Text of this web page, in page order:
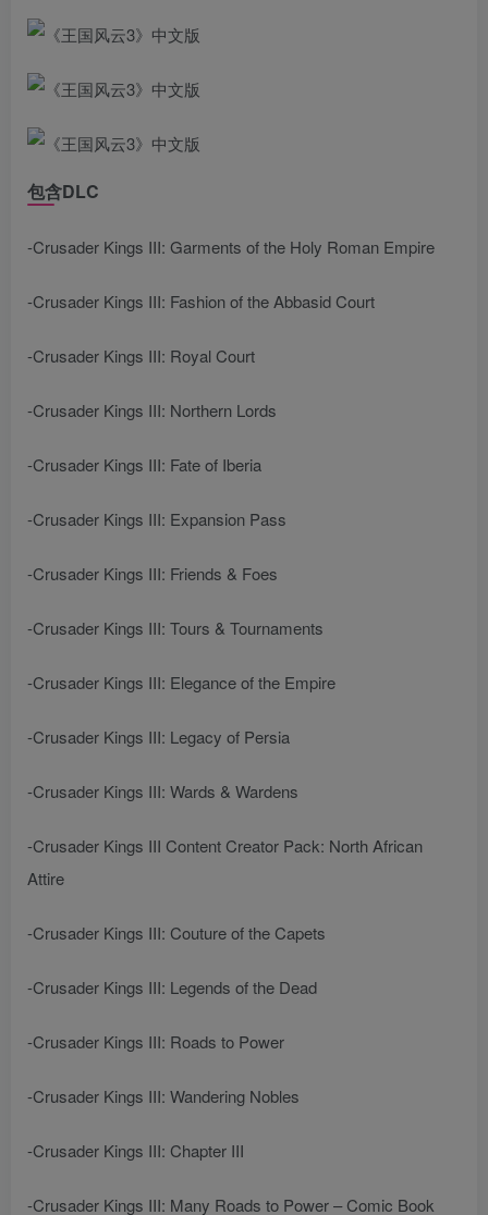
包含DLC
-Crusader Kings III: Garments of the Holy Roman Empire
-Crusader Kings III: Fashion of the Abbasid Court
-Crusader Kings III: Royal Court
-Crusader Kings III: Northern Lords
-Crusader Kings III: Fate of Iberia
-Crusader Kings III: Expansion Pass
-Crusader Kings III: Friends & Foes
-Crusader Kings III: Tours & Tournaments
-Crusader Kings III: Elegance of the Empire
-Crusader Kings III: Legacy of Persia
-Crusader Kings III: Wards & Wardens
-Crusader Kings III Content Creator Pack: North African
Attire
-Crusader Kings III: Couture of the Capets
-Crusader Kings III: Legends of the Dead
-Crusader Kings III: Roads to Power
-Crusader Kings III: Wandering Nobles
-Crusader Kings III: Chapter III
-Crusader Kings III: Many Roads to Power – Comic Book